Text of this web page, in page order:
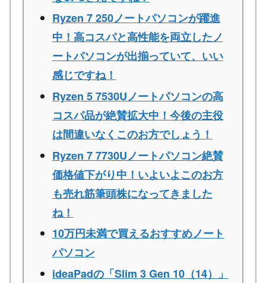
Ryzen 7 250ノートパソコンが躍進
中！高コスパと高性能を両立したノ
ートパソコンが出揃っていて、いい
感じですね！
Ryzen 5 7530Uノートパソコンの高
コスパ品が絶賛拡大中！今後の主役
は間違いなくこのお方でしょう！
Ryzen 7 7730Uノートパソコン絶賛
価格値下がり中！いよいよこのお方
も売れ筋筆頭株になってきました
ね！
10万円未満で買えるおすすめノート
パソコン
ideaPadの「Slim 3 Gen 10（14）」